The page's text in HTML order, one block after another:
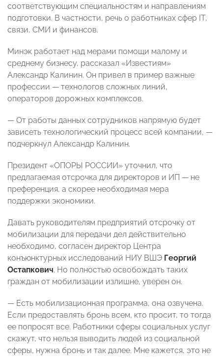
соответствующим специальностям и направлениям
подготовки. В частности, речь о работниках сфер IT,
связи, СМИ и финансов.
Минэк работает над мерами помощи малому и
среднему бизнесу, рассказал «Известиям»
Александр Калинин. Он привел в пример важные
профессии — технологов сложных линий,
операторов дорожных комплексов.
— От работы данных сотрудников напрямую будет
зависеть технологический процесс всей компании, —
подчеркнул Александр Калинин.
Президент «ОПОРЫ РОССИИ» уточнил, что
предлагаемая отсрочка для директоров и ИП — не
преференция, а скорее необходимая мера
поддержки экономики.
Давать руководителям предприятий отсрочку от
мобилизации для передачи дел действительно
необходимо, согласен директор Центра
конъюнктурных исследований НИУ ВШЭ Георгий
Остапкович. Но полностью освобождать таких
граждан от мобилизации излишне, уверен он.
— Есть мобилизационная программа, она озвучена.
Если предоставлять бронь всем, кто просит, то тогда
ее попросят все. Работники сферы социальных услуг
скажут, что нельзя выводить людей из социальной
сферы, нужна бронь и так далее. Мне кажется, это не